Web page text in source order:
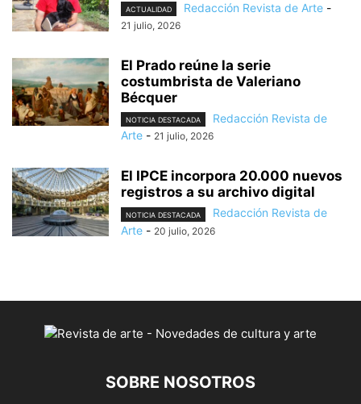
ACTUALIDAD Redacción Revista de Arte -
21 julio, 2026
El Prado reúne la serie
costumbrista de Valeriano
Bécquer
NOTICIA DESTACADA
Redacción Revista de
Arte - 21 julio, 2026
El IPCE incorpora 20.000 nuevos
registros a su archivo digital
NOTICIA DESTACADA
Redacción Revista de
Arte - 20 julio, 2026
SOBRE NOSOTROS